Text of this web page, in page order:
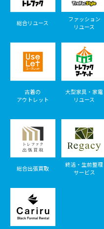
総合リユース
ファッション
リユース
古着の
アウトレット
大型家具・家電
リユース
総合出張買取
終活・生前整理
サービス